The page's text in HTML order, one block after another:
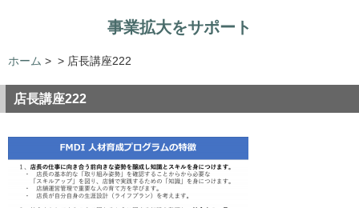
事業拡大をサポート
ホーム > > 店長講座222
店長講座222